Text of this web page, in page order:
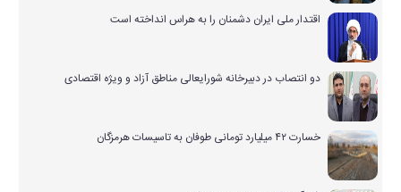
اقتدار ملی ایران دشمنان را به هراس انداخته است
دو انتصاب در دبیرخانه شورایعالی مناطق آزاد و ویژه اقتصادی
خسارت ۴۲ میلیارد تومانی طوفان به تاسیسات هرمزگان